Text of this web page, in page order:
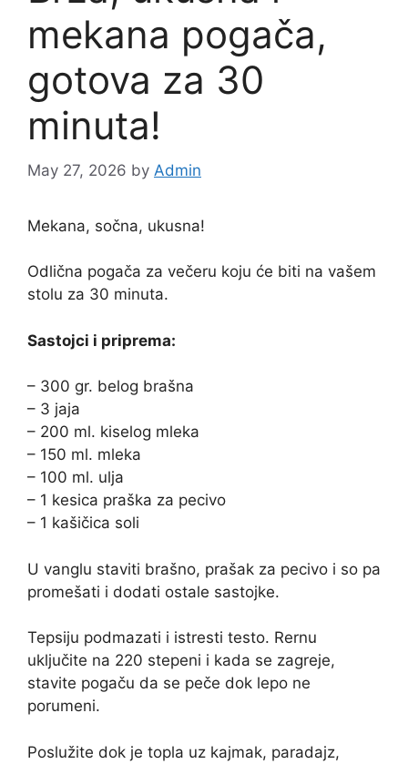
mekana pogača,
gotova za 30
minuta!
May 27, 2026 by Admin
Mekana, sočna, ukusna!
Odlična pogača za večeru koju će biti na vašem
stolu za 30 minuta.
Sastojci i priprema:
– 300 gr. belog brašna
– 3 jaja
– 200 ml. kiselog mleka
– 150 ml. mleka
– 100 ml. ulja
– 1 kesica praška za pecivo
– 1 kašičica soli
U vanglu staviti brašno, prašak za pecivo i so pa
promešati i dodati ostale sastojke.
Tepsiju podmazati i istresti testo. Rernu
uključite na 220 stepeni i kada se zagreje,
stavite pogaču da se peče dok lepo ne
porumeni.
Poslužite dok je topla uz kajmak, paradajz,